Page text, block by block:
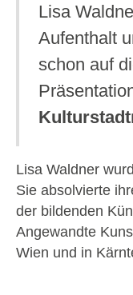
Lisa
Aufenthalt
schon auf
Lisa Waldner
Sie absolvierte
der bildenden
Angewandte
Wien und in